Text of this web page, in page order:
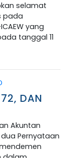
selamat
pada
yang
tanggal 11
DAN
Akuntan
Pernyataan